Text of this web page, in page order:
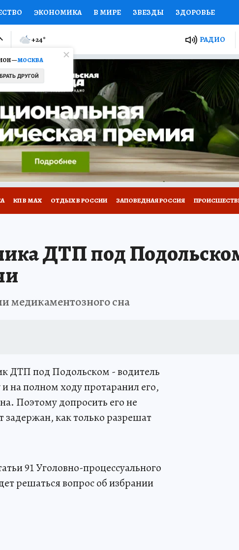
ЭКОНОМИКА В МИРЕ ЗВЕЗДЫ ЗДОРОВЬЕ
НАЦИОНАЛЬНЫЕ ПРОЕКТЫ РОССИИ
МИР Я ЗНАЮ СЕМЬЯ ЖЕНСКИЕ СЕКРЕТЫ
СЕРИАЛЫ СПЕЦПРОЕКТЫ ДЕФИЦИТ ЖЕЛЕЗА
КОНКУРСЫ РАБОТА У НАС ГИД ПОТРЕБИТЕЛЯ
—МОСКВА
ДРУГОЙ
+24° РАДИО
КП В МАХ ОТДЫХ В РОССИИ ЗАПОВЕДНАЯ РОССИЯ
ДТП под
медикаментозного сна
ДТП под Подольском - водитель
на полном ходу протаранил его,
Поэтому допросить его не
как только разрешат
91 Уголовно-процессуального
решаться вопрос об избрании